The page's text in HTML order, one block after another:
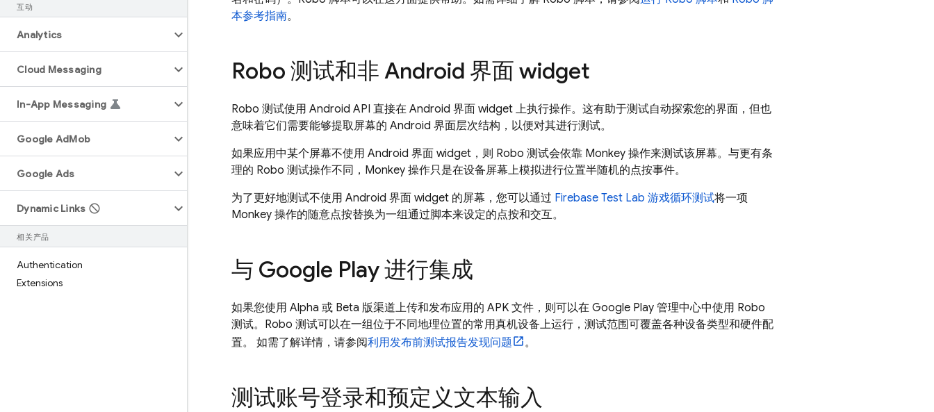
互动
Analytics
Cloud Messaging
In-App Messaging
Google AdMob
Google Ads
Dynamic Links
相关产品
Authentication
Extensions
本参考指南。
Robo 测试和非 Android 界面 widget
Robo 测试使用 Android API 直接在 Android 界面 widget 上执行操作。这有助于测试自动探索您的界面，但也
意味着它们需要能够提取屏幕的 Android 界面层次结构，以便对其进行测试。
如果应用中某个屏幕不使用 Android 界面 widget，则 Robo 测试会依靠 Monkey 操作来测试该屏幕。与更有条
理的 Robo 测试操作不同，Monkey 操作只是在设备屏幕上模拟进行位置半随机的点按事件。
为了更好地测试不使用 Android 界面 widget 的屏幕，您可以通过 Firebase Test Lab 游戏循环测试将一项
Monkey 操作的随意点按替换为一组通过脚本来设定的点按和交互。
与 Google Play 进行集成
如果您使用 Alpha 或 Beta 版渠道上传和发布应用的 APK 文件，则可以在 Google Play 管理中心中使用 Robo
测试。Robo 测试可以在一组位于不同地理位置的常用真机设备上运行，测试范围可覆盖各种设备类型和硬件配
置。 如需了解详情，请参阅利用发布前测试报告发现问题 。
测试账号登录和预定义文本输入